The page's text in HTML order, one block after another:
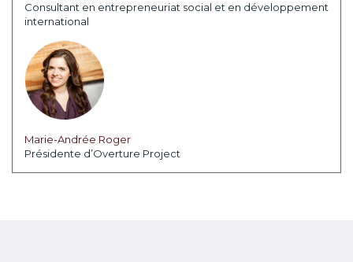
Consultant en entrepreneuriat social et en développement
international
Marie-Andrée Roger
Présidente d’Overture Project